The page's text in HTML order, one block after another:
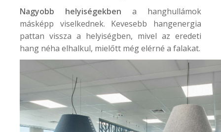
Nagyobb helyiségekben a hanghullámok
másképp viselkednek. Kevesebb hangenergia
pattan vissza a helyiségben, mivel az eredeti
hang néha elhalkul, mielőtt még elérné a falakat.